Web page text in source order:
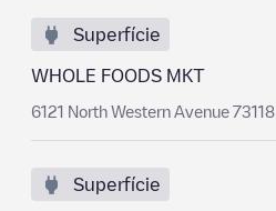
Superfície
WHOLE FOODS MKT
6121 North Western Avenue 73118
Superfície